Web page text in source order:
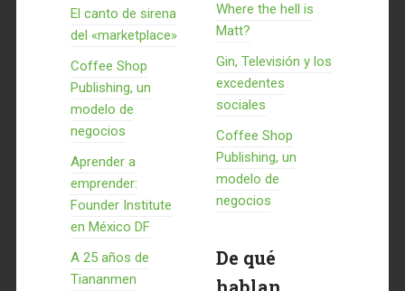
El canto de sirena
del «marketplace»
Coffee Shop
Publishing, un
modelo de
negocios
Aprender a
emprender:
Founder Institute
en México DF
A 25 años de
Tiananmen
Where the hell is
Matt?
Gin, Televisión y los
excedentes
sociales
Coffee Shop
Publishing, un
modelo de
negocios
De qué